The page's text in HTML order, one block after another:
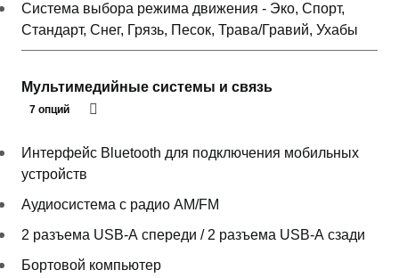
Система выбора режима движения - Эко, Спорт,
Стандарт, Снег, Грязь, Песок, Трава/Гравий, Ухабы
Мультимедийные системы и связь
7 опций
Интерфейс Bluetooth для подключения мобильных
устройств
Аудиосистема с радио AM/FM
2 разъема USB-А спереди / 2 разъема USB-А сзади
Бортовой компьютер